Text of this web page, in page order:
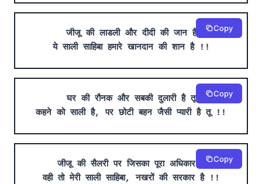
जीजू की लाडली और दीदी की जान है
ये साली साहिबा हमारे खानदान की शान है !!
Copy
घर की रौनक और सबकी दुलारी है तू
कहने को साली है, पर छोटी बहन जैसी प्यारी है तू !!
Copy
जीजू की सैलरी पर जिसका पूरा अधिकार है
वही तो मेरी साली साहिबा, नखरों की सरकार है !!
Copy